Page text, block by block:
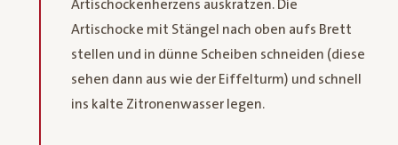
Artischockenherzens auskratzen. Die
Artischocke mit Stängel nach oben aufs Brett
stellen und in dünne Scheiben schneiden (diese
sehen dann aus wie der Eiffelturm) und schnell
ins kalte Zitronenwasser legen.